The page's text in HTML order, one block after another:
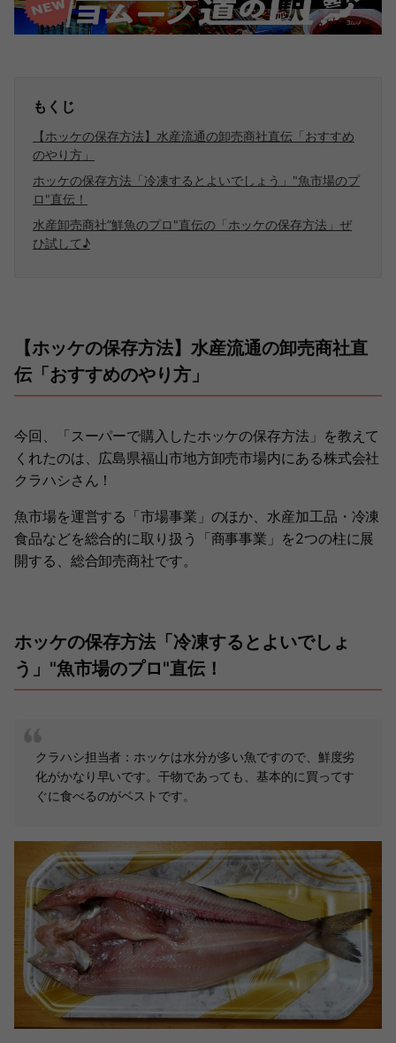
もくじ
【ホッケの保存方法】水産流通の卸売商社直伝「おすすめ
のやり方」
ホッケの保存方法「冷凍するとよいでしょう」"魚市場のプ
ロ"直伝！
水産卸売商社”鮮魚のプロ"直伝の「ホッケの保存方法」ぜ
ひ試して♪
【ホッケの保存方法】水産流通の卸売商社直
伝「おすすめのやり方」
今回、「スーパーで購入したホッケの保存方法」を教えて
くれたのは、広島県福山市地方卸売市場内にある株式会社
クラハシさん！
魚市場を運営する「市場事業」のほか、水産加工品・冷凍
食品などを総合的に取り扱う「商事事業」を2つの柱に展
開する、総合卸売商社です。
ホッケの保存方法「冷凍するとよいでしょ
う」"魚市場のプロ"直伝！
クラハシ担当者：ホッケは水分が多い魚ですので、鮮度劣
化がかなり早いです。干物であっても、基本的に買ってす
ぐに食べるのがベストです。